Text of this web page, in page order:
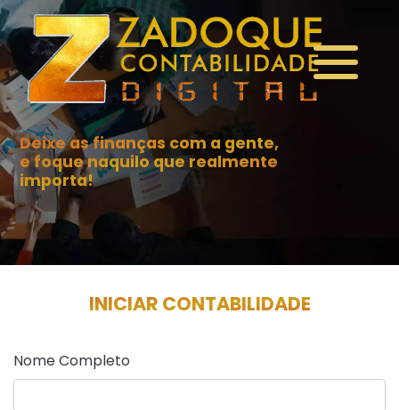
Deixe as finanças com a gente,
e foque naquilo que realmente
importa!
INICIAR CONTABILIDADE
Nome Completo